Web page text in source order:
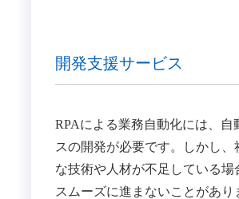
開発支援サービス
RPAによる業務自動化には、自
スの開発が必要です。しかし、
な技術や人材が不足している場
スムーズに進まないことがあり